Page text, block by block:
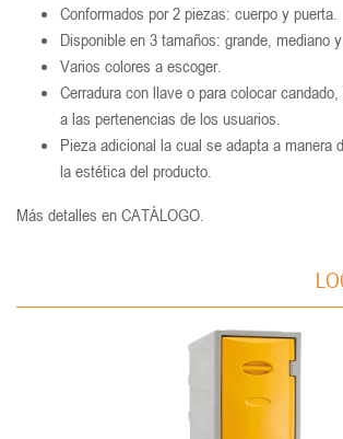
Conformados por 2 piezas: cuerpo y puerta.
Disponible en 3 tamaños: grande, mediano y
Varios colores a escoger.
Cerradura con llave o para colocar
a las pertenencias de los usuarios.
Pieza adicional la cual se adapta a manera
la estética del producto.
Más detalles en CATÁLOGO.